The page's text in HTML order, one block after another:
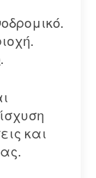
.
και